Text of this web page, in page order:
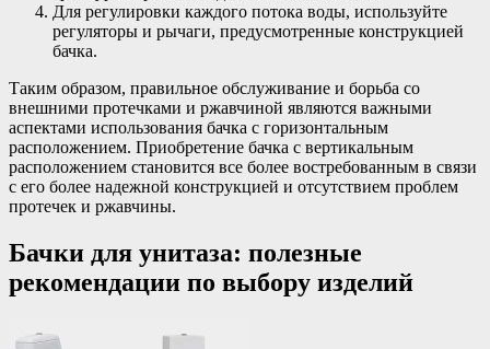
Для регулировки каждого потока воды, используйте
регуляторы и рычаги, предусмотренные конструкцией
бачка.
Таким образом, правильное обслуживание и борьба со
внешними протечками и ржавчиной являются важными
аспектами использования бачка с горизонтальным
расположением. Приобретение бачка с вертикальным
расположением становится все более востребованным в связи
с его более надежной конструкцией и отсутствием проблем
протечек и ржавчины.
Бачки для унитаза: полезные
рекомендации по выбору изделий